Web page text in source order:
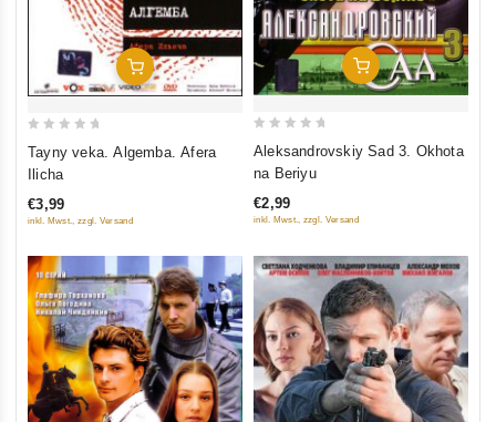
Add To Cart
out
5
Tayny veka. Algemba. Afera
Ilicha
€3,99
inkl. Mwst., zzgl. Versand
Add To Cart
5
Aleksandrovskiy Sad 3. Okhota
na Beriyu
€2,99
inkl. Mwst., zzgl. Versand